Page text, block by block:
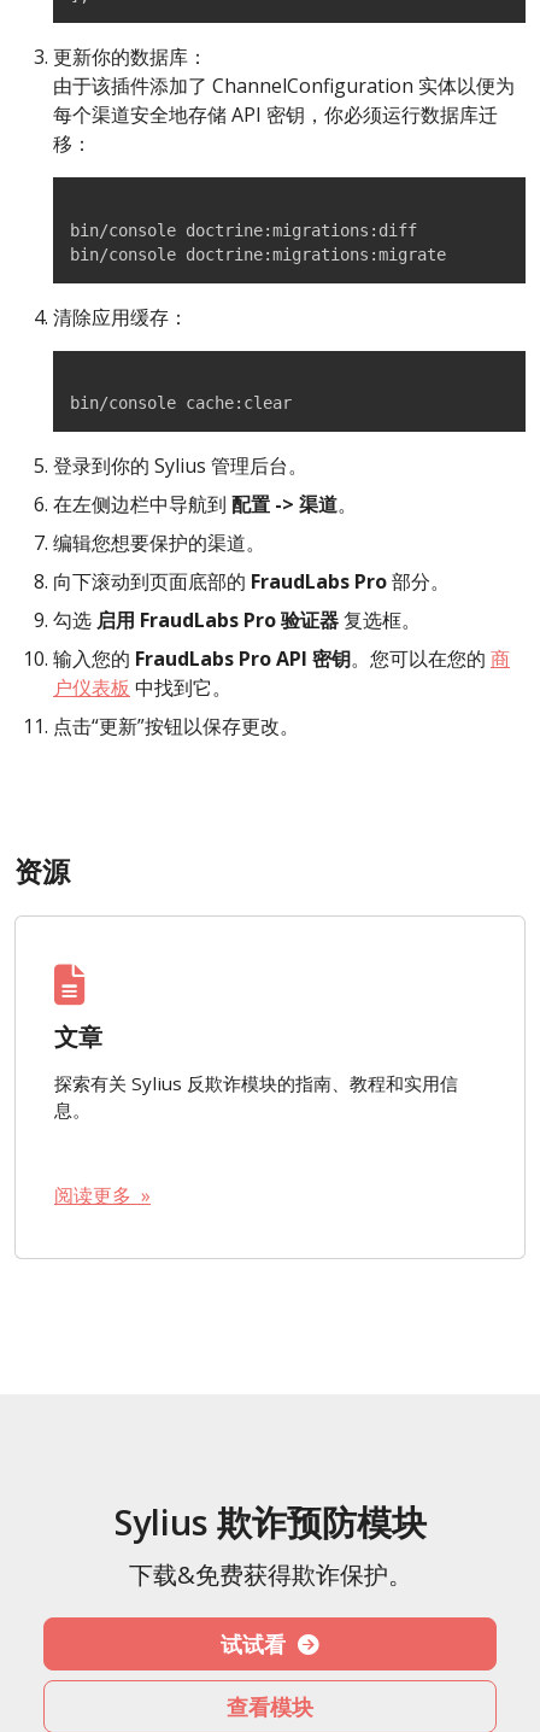
更新你的数据库：
由于该插件添加了 ChannelConfiguration 实体以便为
每个渠道安全地存储 API 密钥，你必须运行数据库迁
移：
bin/console doctrine:migrations:diff
bin/console doctrine:migrations:migrate
清除应用缓存：
bin/console cache:clear
登录到你的 Sylius 管理后台。
在左侧边栏中导航到 配置 -> 渠道。
编辑您想要保护的渠道。
向下滚动到页面底部的 FraudLabs Pro部分。
勾选 启用 FraudLabs Pro 验证器复选框。
输入您的 FraudLabs Pro API 密钥。您可以在您的 商
户仪表板 中找到它。
点击“更新”按钮以保存更改。
资源
文章
探索有关 Sylius 反欺诈模块的指南、教程和实用信
息。
阅读更多 »
Sylius 欺诈预防模块
下载&免费获得欺诈保护。
试试看
查看模块